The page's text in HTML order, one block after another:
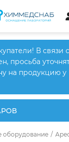
В связи с
просьба
на продукцию у
оборудование /